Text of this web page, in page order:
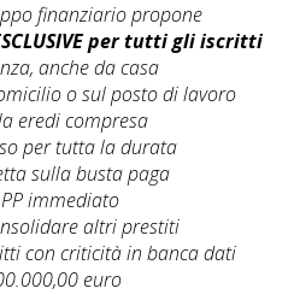
finanziario propone
per tutti gli iscritti
anche da casa
o sul posto di lavoro
eredi compresa
per tutta la durata
sulla busta paga
immediato
altri prestiti
con criticità in banca dati
euro